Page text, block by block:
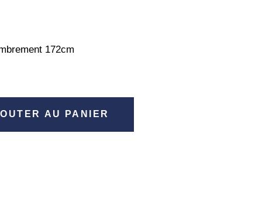
172cm
AU PANIER